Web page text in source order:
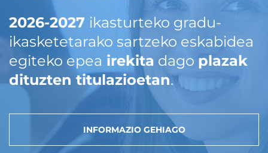
2026-2027 ikasturteko gradu-
ikasketetarako sartzeko eskabidea
egiteko epea irekita dago plazak
dituzten titulazioetan.
INFORMAZIO GEHIAGO